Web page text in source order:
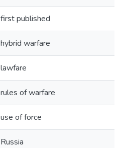
first published
hybrid warfare
lawfare
rules of warfare
use of force
Russia